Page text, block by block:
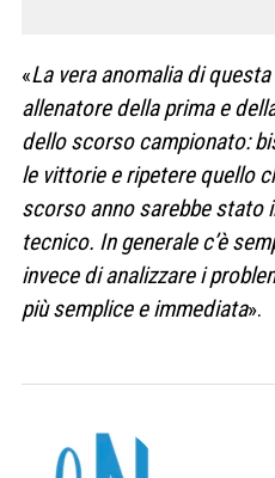
«La vera anomalia di
allenatore della prima e
dello scorso campionato:
le vittorie e ripetere quello
scorso anno sarebbe stato
tecnico. In generale c’è
invece di analizzare i
più semplice e immediata».